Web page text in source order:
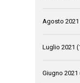
Agosto 2021
Luglio 2021
Giugno 2021